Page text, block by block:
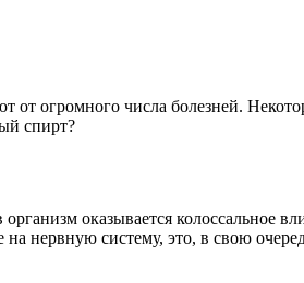
от огромного числа болезней.
спирт?
оказывается колоссальное
на нервную систему, это, в свою